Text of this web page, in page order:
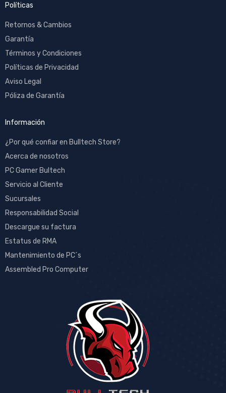
Políticas
Retornos & Cambios
Garantía
Términos y Condiciones
Políticas de Privacidad
Aviso Legal
Póliza de Garantía
Información
¿Por qué confiar en Bulltech Store?
Acerca de nosotros
PC Gamer Bultech
Servicio al Cliente
Sucursales
Responsabilidad Social
Descargue su factura
Estatus de RMA
Mantenimiento de PC´s
Assembled Pro Computer